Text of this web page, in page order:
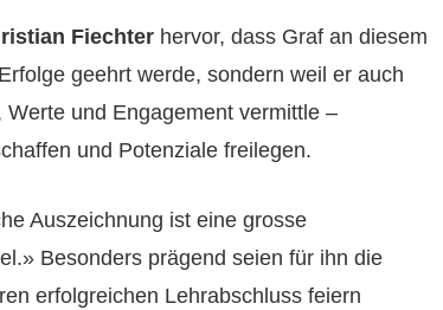
Fiechter hervor, dass Graf an diesem
geehrt werde, sondern weil er auch
und Engagement vermittle –
und Potenziale freilegen.
Auszeichnung ist eine grosse
Besonders prägend seien für ihn die
erfolgreichen Lehrabschluss feiern